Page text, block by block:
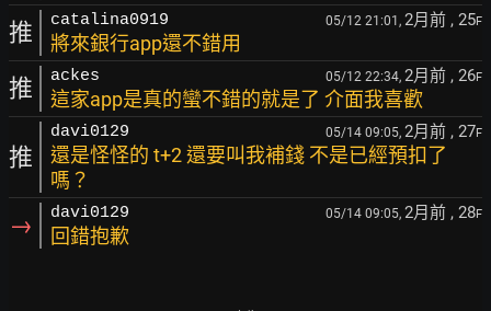
推 catalina0919 05/12 21:01, 2月前 , 25F
將來銀行app還不錯用
推 ackes 05/12 22:34, 2月前 , 26F
這家app是真的蠻不錯的就是了 介面我喜歡
推
davi0129 05/14 09:05, 2月前 , 27F
還是怪怪的 t+2 還要叫我補錢 不是已經預扣了
嗎？
→ davi0129 05/14 09:05, 2月前 , 28F
回錯抱歉